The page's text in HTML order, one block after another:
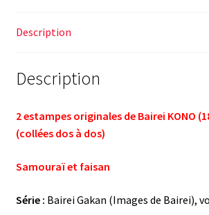
1940
Description
Description
2 estampes originales de Bairei KONO
(collées dos à dos)
Samouraï et faisan
Série : Bairei Gakan (Images de Bairei),